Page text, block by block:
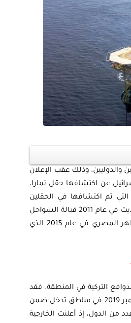
وذلك عقب الإعلان
من الغاز، والتي بدأت في عام 2009 إثر إعلان إسرائيل عن اكتشافها حقل تمارا،
التي تم اكتشافها في الحقلين
مجتمعين بنحو 26 تريليون قدم مكعب من الغاز الطبيعي، ثم اكتشاف حقل أفروديت في عام 2011 قبالة السواحل
القبرصية باحتياطي يقدر بنحو 5-8 تريليونات قدم مكعب، ثم اكتشافات حقل ظُهر المصري في عام 2015 الذي
التركية في المنطقة. فقد
أعلنت أنقرة في 3 مايو 2019 عزمها القيام بأعمال تنقيب عن الغاز حتى شهر سبتمبر 2019 في مناطق تدخل ضمن
الدول، إذ أعلنت الخارجية
أوراق بحثية
- أمن الطاقة المصري:
EGP35.00
Add To Cart